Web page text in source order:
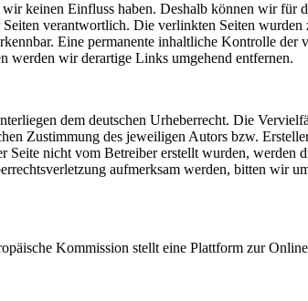
keinen Einfluss haben. Deshalb können wir für
verantwortlich. Die verlinkten Seiten
Eine permanente inhaltliche Kontrolle der
werden wir derartige Links umgehend entfernen.
dem deutschen Urheberrecht. Die
Zustimmung des jeweiligen Autors bzw.
nicht vom Betreiber erstellt wurden, werden
aufmerksam werden, bitten wir
Kommission stellt eine Plattform zur